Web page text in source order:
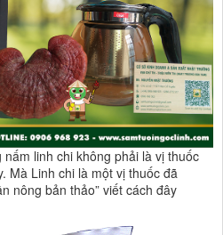
linh chi không phải là vị thuốc
Mà Linh chi là một vị thuốc đã
nông bản thảo” viết cách đây